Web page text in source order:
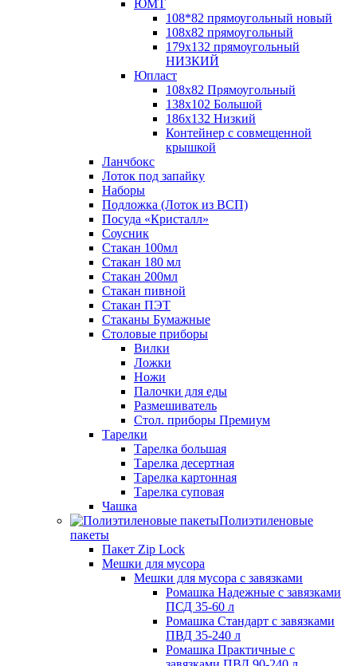
ЮМТ
108*82 прямоугольный новый
108х82 прямоугольный
179х132 прямоугольный
НИЗКИЙ
Юпласт
108х82 Прямоугольный
138х102 Большой
186х132 Низкий
Контейнер с совмещенной
крышкой
Ланчбокс
Лоток под запайку
Наборы
Подложка (Лоток из ВСП)
Посуда «Кристалл»
Соусник
Стакан 100мл
Стакан 180 мл
Стакан 200мл
Стакан пивной
Стакан ПЭТ
Стаканы Бумажные
Столовые приборы
Вилки
Ложки
Ножи
Палочки для еды
Размешиватель
Стол. приборы Премиум
Тарелки
Тарелка большая
Тарелка десертная
Тарелка картонная
Тарелка суповая
Чашка
Полиэтиленовые
пакеты
Пакет Zip Lock
Мешки для мусора
Мешки для мусора с завязками
Ромашка Надежные с завязками
ПСД 35-60 л
Ромашка Стандарт с завязками
ПВД 35-240 л
Ромашка Практичные с